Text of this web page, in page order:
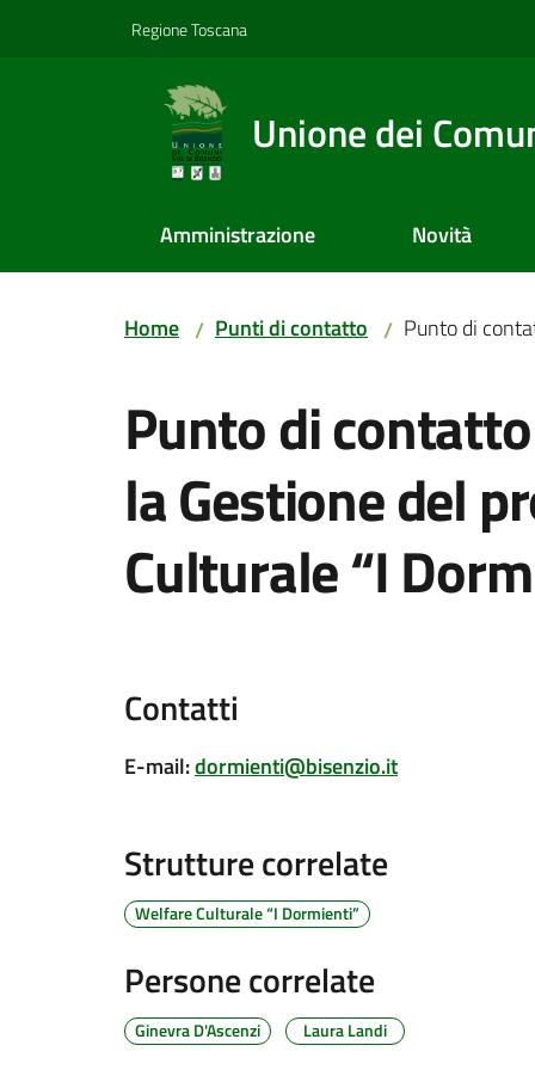
Regione Toscana
Unione dei
Amministrazione Novità
Home / Punti di contatto / Punto di
Punto di
la Gestione del
Culturale “I
Contatti
E-mail:dormienti@bisenzio.it
Strutture correlate
Welfare Culturale “I Dormienti”
Persone correlate
Ginevra D'Ascenzi Laura Landi